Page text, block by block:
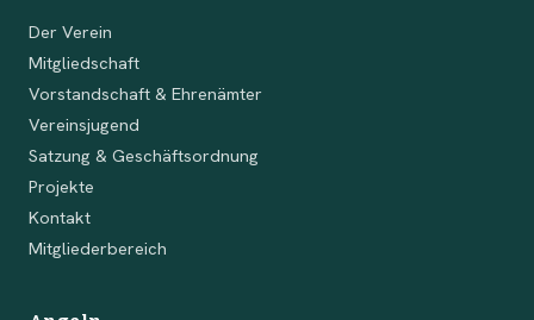
Der Verein
Mitgliedschaft
Vorstandschaft & Ehrenämter
Vereinsjugend
Satzung & Geschäftsordnung
Projekte
Kontakt
Mitgliederbereich